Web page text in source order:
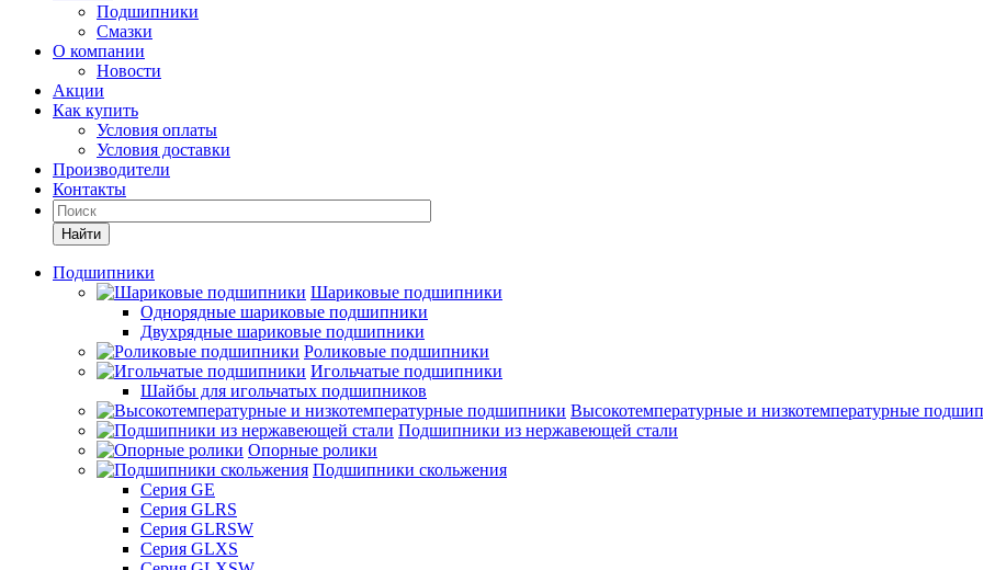
Подшипники
Смазки
О компании
Новости
Акции
Как купить
Условия оплаты
Условия доставки
Производители
Контакты
Найти
Подшипники
Шариковые подшипники
Однорядные шариковые подшипники
Двухрядные шариковые подшипники
Роликовые подшипники
Игольчатые подшипники
Шайбы для игольчатых подшипников
Высокотемпературные и низкотемпературные
Подшипники из нержавеющей стали
Опорные ролики
Подшипники скольжения
Серия GE
Серия GLRS
Серия GLRSW
Серия GLXS